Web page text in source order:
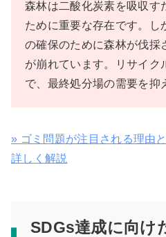
森林は二酸化炭素を吸収す
ために重要な存在です。し
の確保のために森林が伐採
が崩れています。リサイク
で、最終処分場の需要を抑
» ゴミ問題が注目される理由
詳しく解説
SDGs達成に向け